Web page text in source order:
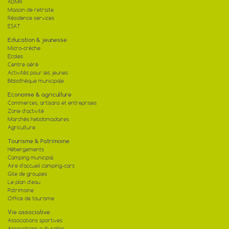
ADMR
Maison de retraite
Résidence services
ESAT
Education & jeunesse
Micro-crèche
Ecoles
Centre aéré
Activités pour les jeunes
Bibliothèque municipale
Economie & agriculture
Commerces, artisans et entreprises
Zone d'activité
Marchés hebdomadaires
Agriculture
Tourisme & Patrimoine
Hébergements
Camping municipal
Aire d'accueil camping-cars
Gite de groupes
Le plan d'eau
Patrimoine
Office de tourisme
Vie associative
Associations sportives